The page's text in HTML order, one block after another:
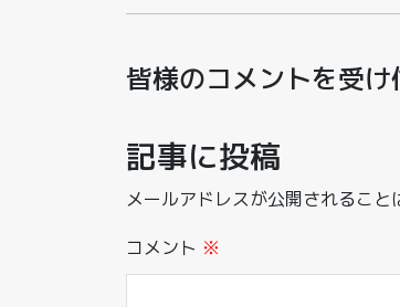
皆様のコメントを受け
記事に投稿
メールアドレスが公開されること
コメント ※